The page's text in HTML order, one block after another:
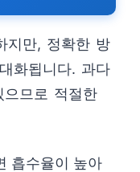
지만, 정확한 방
화됩니다. 과다
므로 적절한
흡수율이 높아